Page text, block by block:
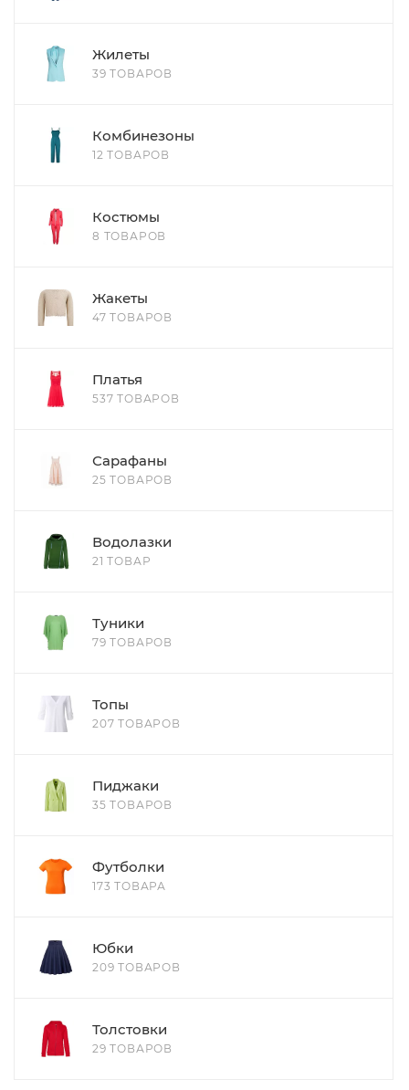
Жилеты
39 ТОВАРОВ
Комбинезоны
12 ТОВАРОВ
Костюмы
8 ТОВАРОВ
Жакеты
47 ТОВАРОВ
Платья
537 ТОВАРОВ
Сарафаны
25 ТОВАРОВ
Водолазки
21 ТОВАР
Туники
79 ТОВАРОВ
Топы
207 ТОВАРОВ
Пиджаки
35 ТОВАРОВ
Футболки
173 ТОВАРА
Юбки
209 ТОВАРОВ
Толстовки
29 ТОВАРОВ